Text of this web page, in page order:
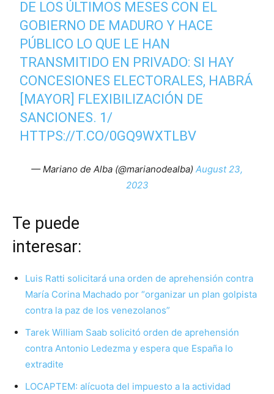
DE LOS ÚLTIMOS MESES CON EL
GOBIERNO DE MADURO Y HACE
PÚBLICO LO QUE LE HAN
TRANSMITIDO EN PRIVADO: SI HAY
CONCESIONES ELECTORALES, HABRÁ
[MAYOR] FLEXIBILIZACIÓN DE
SANCIONES. 1/
HTTPS://T.CO/0GQ9WXTLBV
— Mariano de Alba (@marianodealba) August 23,
2023
Te puede
Luis Ratti solicitará una orden de aprehensión contra
María Corina Machado por “organizar un plan golpista
contra la paz de los venezolanos”
Tarek William Saab solicitó orden de aprehensión
contra Antonio Ledezma y espera que España lo
extradite
LOCAPTEM: alícuota del impuesto a la actividad